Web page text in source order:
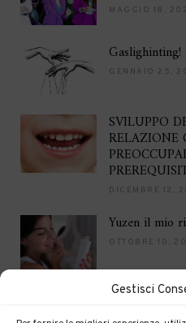
Gestisci
MAGGIO 18,
GENNAIO 25,
SVILUPPO
DICEMBRE 12,
Yuzen il mio
OTTOBRE 10,
DICEMBRE 16,